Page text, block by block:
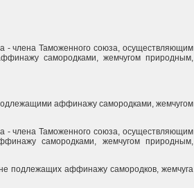
- члена Таможенного союза, осуществляющим
самородками, жемчугом природным,
аффинажу самородками, жемчугом
- члена Таможенного союза, осуществляющим
самородками, жемчугом природным,
подлежащих аффинажу самородков, жемчуга